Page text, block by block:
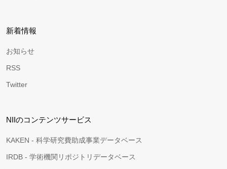
新着情報
お知らせ
RSS
Twitter
NIIのコンテンツサービス
KAKEN - 科学研究費助成事業データベース
IRDB - 学術機関リポジトリデータベース